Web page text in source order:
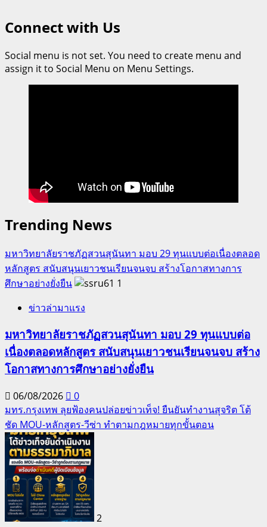
Connect with Us
Social menu is not set. You need to create menu and
assign it to Social Menu on Menu Settings.
Trending News
มหาวิทยาลัยราชภัฏสวนสุนันทา มอบ 29 ทุนแบบต่อเนื่องตลอด
หลักสูตร สนับสนุนเยาวชนเรียนจนจบ สร้างโอกาสทางการ
ศึกษาอย่างยั่งยืน
1
ข่าวล่ามาแรง
มหาวิทยาลัยราชภัฏสวนสุนันทา มอบ 29 ทุนแบบต่อ
เนื่องตลอดหลักสูตร สนับสนุนเยาวชนเรียนจนจบ สร้าง
โอกาสทางการศึกษาอย่างยั่งยืน
06/08/2026
0
มทร.กรุงเทพ ลุยฟ้องคนปล่อยข่าวเท็จ! ยืนยันทำงานสุจริต โต้
ชัด MOU-หลักสูตร-วีซ่า ทำตามกฎหมายทุกขั้นตอน
2